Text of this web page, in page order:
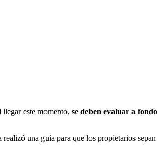
este momento, se deben evaluar a
una guía para que los propietarios sepan